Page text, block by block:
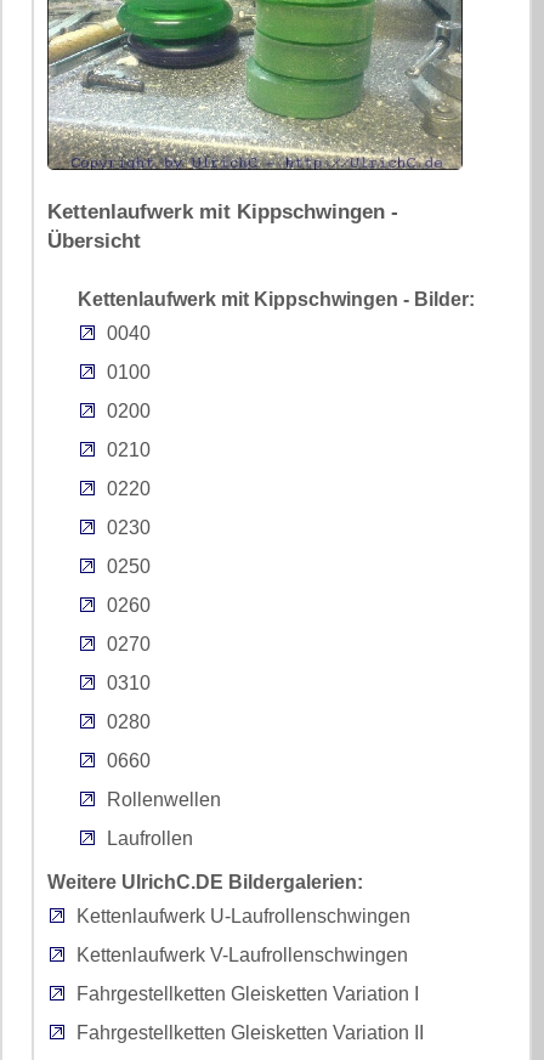
Kettenlaufwerk mit Kippschwingen -
Übersicht
Kettenlaufwerk mit Kippschwingen - Bilder:
0040
0100
0200
0210
0220
0230
0250
0260
0270
0310
0280
0660
Rollenwellen
Laufrollen
Weitere UlrichC.DE Bildergalerien:
Kettenlaufwerk U-Laufrollenschwingen
Kettenlaufwerk V-Laufrollenschwingen
Fahrgestellketten Gleisketten Variation I
Fahrgestellketten Gleisketten Variation II